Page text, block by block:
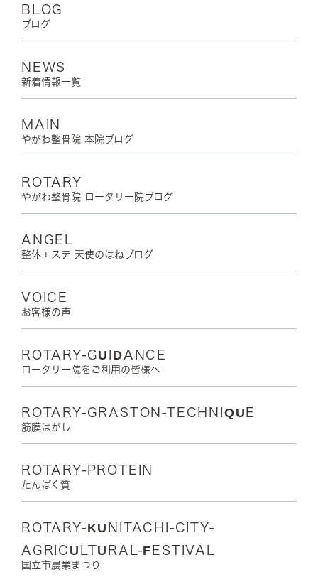
BLOG
ブログ
NEWS
新着情報一覧
MAIN
やがわ整骨院 本院ブログ
ROTARY
やがわ整骨院 ロータリー院ブログ
ANGEL
整体エステ 天使のはねブログ
VOICE
お客様の声
ROTARY-GUIDANCE
ロータリー院をご利用の皆様へ
ROTARY-GRASTON-TECHNIQUE
筋膜はがし
ROTARY-PROTEIN
たんぱく質
ROTARY-KUNITACHI-CITY-
AGRICULTURAL-FESTIVAL
国立市農業まつり